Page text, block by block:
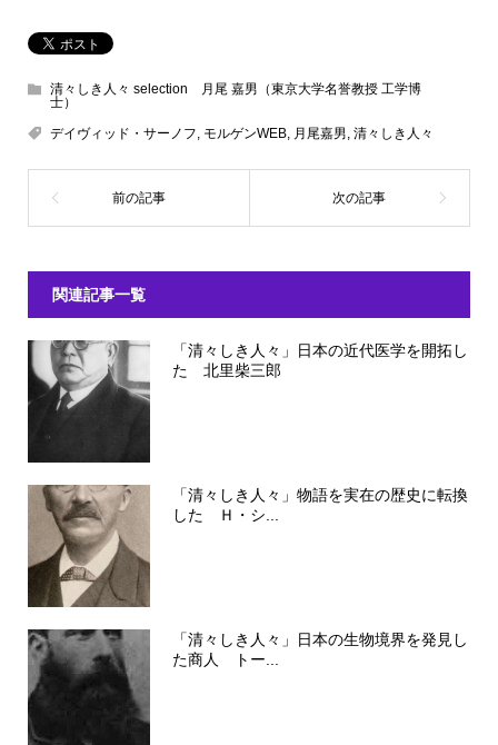
清々しき人々 selection 月尾 嘉男（東京大学名誉教授 工学博
士）
デイヴィッド・サーノフ, モルゲンWEB, 月尾嘉男, 清々しき人々
関連記事一覧
「清々しき人々」日本の近代医学を開拓し
た 北里柴三郎
「清々しき人々」物語を実在の歴史に転換
した Ｈ・シ...
「清々しき人々」日本の生物境界を発見し
た商人 トー...